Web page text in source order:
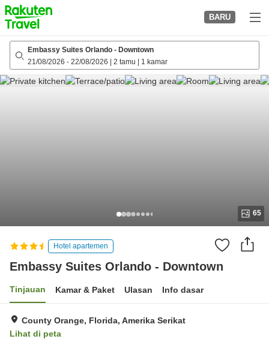
to
top
page
BARU
Embassy Suites Orlando - Downtown
21/08/2026 - 22/08/2026 2 tamu 1 kamar
65
Hotel apartemen
Embassy Suites Orlando - Downtown
Tinjauan Kamar & Paket Ulasan Info dasar
County Orange, Florida, Amerika Serikat
Lihat di peta